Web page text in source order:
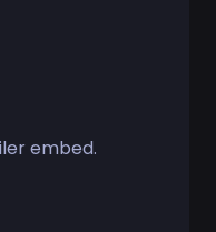
embed.